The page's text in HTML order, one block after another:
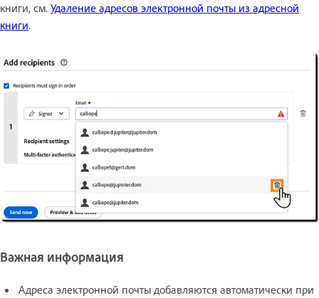
книги, см. Удаление адресов электронной почты из адресной
книги.
Важная информация
Адреса электронной почты добавляются автоматически при